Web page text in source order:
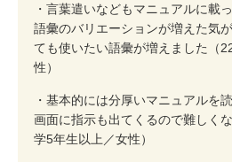
・言葉遣いなどもマニュアルに載
語彙のバリエーションが増えた気
ても使いたい語彙が増えました（
性）
・基本的には分厚いマニュアルを
画面に指示も出てくるので難しく
学5年生以上／女性）